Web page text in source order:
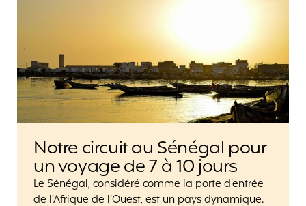
Notre circuit au Sénégal pour
un voyage de 7 à 10 jours
Le Sénégal, considéré comme la porte d’entrée
de l’Afrique de l’Ouest, est un pays dynamique.